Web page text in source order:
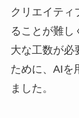
クリエイティ
ることが難し
大な工数が必
ために、AIを
ました。